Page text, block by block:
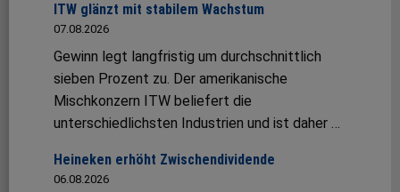
ITW glänzt mit stabilem Wachstum
07.08.2026
Gewinn legt langfristig um durchschnittlich
sieben Prozent zu. Der amerikanische
Mischkonzern ITW beliefert die
unterschiedlichsten Industrien und ist daher …
Heineken erhöht Zwischendividende
06.08.2026